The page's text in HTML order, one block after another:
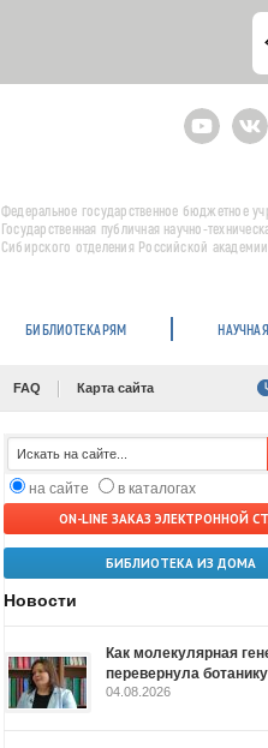
Youtube
Федеральное государственное бюджетное
Государственная публичная научно-
Сибирского отделения Российской
БИБЛИОТЕКАРЯМ
FAQ Карта сайта
на сайте
в каталогах
ON-LINE ЗАКАЗ ЭЛЕКТРОННОЙ
БИБЛИОТЕКА ИЗ ДОМА
Новости
Как молекулярная
перевернула ботанику
04.08.2026